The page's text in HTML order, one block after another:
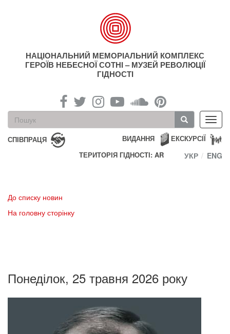
НАЦІОНАЛЬНИЙ МЕМОРІАЛЬНИЙ КОМПЛЕКС
ГЕРОЇВ НЕБЕСНОЇ СОТНІ – МУЗЕЙ РЕВОЛЮЦІЇ
ГІДНОСТІ
Пошукова
форма
Пошук
СПІВПРАЦЯ ЕКСКУРСІЇ
ВИДАННЯ
ТЕРИТОРІЯ ГІДНОСТІ: AR
УКР ENG
До списку новин
На головну сторінку
Понеділок, 25 травня 2026 року